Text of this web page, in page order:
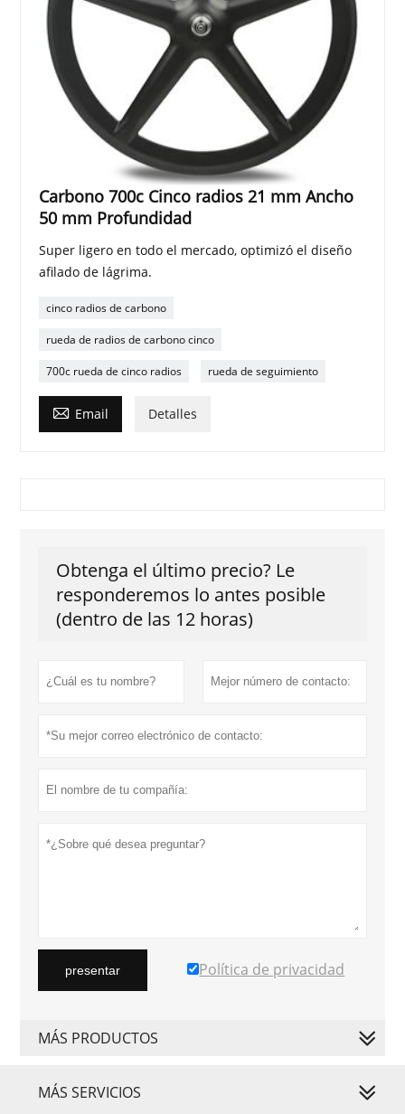
Carbono 700c Cinco radios 21 mm Ancho
50 mm Profundidad
Super ligero en todo el mercado, optimizó el diseño
afilado de lágrima.
cinco radios de carbono
rueda de radios de carbono cinco
700c rueda de cinco radios rueda de seguimiento
 Email Detalles
Obtenga el último precio? Le
responderemos lo antes posible
(dentro de las 12 horas)
presentar Política de privacidad
MÁS PRODUCTOS
MÁS SERVICIOS